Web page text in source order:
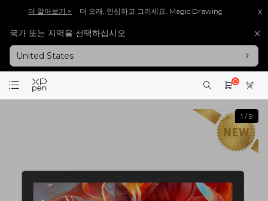
보기 >> [재입고 안내] 많은 분들이 기다려주신 [Artist 13.3 Pro V2], 다시 돌아
보기 >> [재입고 안내] 많은 분들이 기다려주신 [Artist 15.6 Pro V2], 다시 돌아왔
회원가입 시 <1만 원> 상당 포인트를 증정합니다.
설레는 핑크의 등장! Artist 12 3세대 핑크 에디션 출시! 더 알아보기 >
x
국가 또는 지역을 선택하십시오
United States
0
1 /9